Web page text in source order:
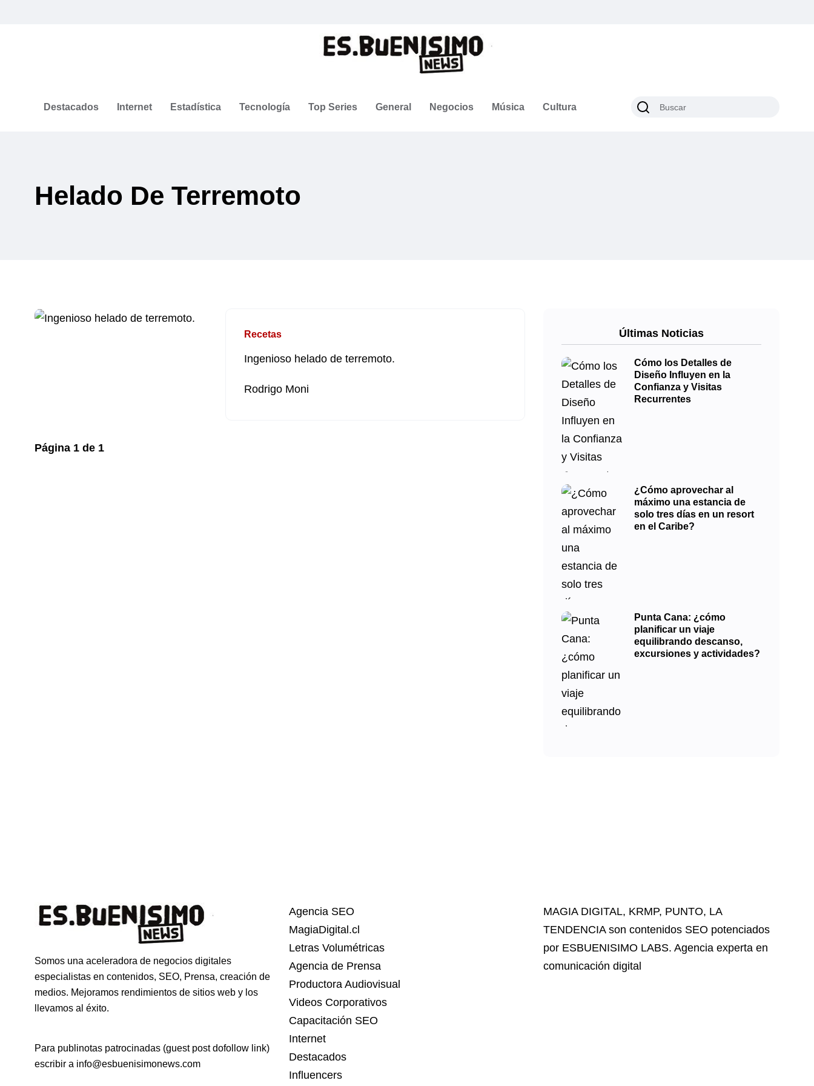
Destacados Internet Estadística Tecnología Top Series General Negocios Música Cultura
Helado De Terremoto
Recetas
Ingenioso helado de terremoto.
Rodrigo Moni
Página 1 de 1
Últimas Noticias
Cómo los Detalles de
Diseño Influyen en la
Confianza y Visitas
Recurrentes
¿Cómo aprovechar al
máximo una estancia de
solo tres días en un resort
en el Caribe?
Punta Cana: ¿cómo
planificar un viaje
equilibrando descanso,
excursiones y actividades?
Somos una aceleradora de negocios digitales
especialistas en contenidos, SEO, Prensa, creación de
medios. Mejoramos rendimientos de sitios web y los
llevamos al éxito.
Para publinotas patrocinadas (guest post dofollow link)
escribir a info@esbuenisimonews.com
Agencia SEO
MagiaDigital.cl
Letras Volumétricas
Agencia de Prensa
Productora Audiovisual
Videos Corporativos
Capacitación SEO
Internet
Destacados
Influencers
MAGIA DIGITAL, KRMP, PUNTO, LA
TENDENCIAson contenidos SEO potenciados
por ESBUENISIMO LABS. Agencia experta en
comunicación digital